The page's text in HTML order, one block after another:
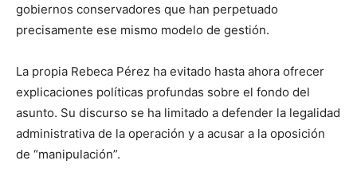
gobiernos conservadores que han perpetuado
precisamente ese mismo modelo de gestión.
La propia Rebeca Pérez ha evitado hasta ahora ofrecer
explicaciones políticas profundas sobre el fondo del
asunto. Su discurso se ha limitado a defender la legalidad
administrativa de la operación y a acusar a la oposición
de “manipulación”.